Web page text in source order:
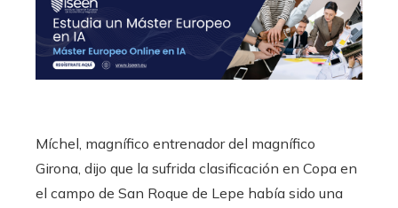
Míchel, magnífico entrenador del magnífico
Girona, dijo que la sufrida clasificación en Copa en
el campo de San Roque de Lepe había sido una